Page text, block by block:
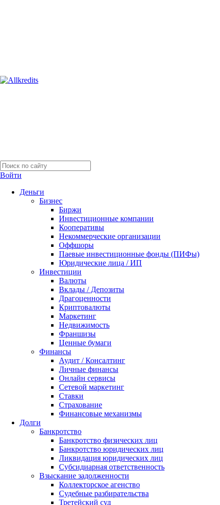
Войти
Деньги
Бизнес
Биржи
Инвестиционные компании
Кооперативы
Некоммерческие организации
Оффшоры
Паевые инвестиционные фонды (ПИФы)
Юридические лица / ИП
Инвестиции
Валюты
Вклады / Депозиты
Драгоценности
Криптовалюты
Маркетинг
Недвижимость
Франшизы
Ценные бумаги
Финансы
Аудит / Консалтинг
Личные финансы
Онлайн сервисы
Сетевой маркетинг
Ставки
Страхование
Финансовые механизмы
Долги
Банкротство
Банкротство физических лиц
Банкротство юридических лиц
Ликвидация юридических лиц
Субсидиарная ответственность
Взыскание задолженности
Коллекторское агенство
Судебные разбирательства
Третейский суд